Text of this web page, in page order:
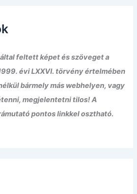
feltett képet és szöveget a
évi LXXVI. törvény értelmében
bármely más webhelyen, vagy
megjelentetni tilos! A
pontos linkkel osztható.